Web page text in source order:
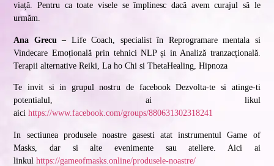
viață. Pentru ca toate visele se împlinesc dacă avem curajul să le
urmăm.
Ana Grecu – Life Coach, specialist în Reprogramare mentala si
Vindecare Emoțională prin tehnici NLP și in Analiză tranzacțională.
Terapii alternative Reiki, La ho Chi si ThetaHealing, Hipnoza
Te invit si in grupul nostru de facebook Dezvolta-te si atinge-ti
potentialul, ai likul
aicihttps://www.facebook.com/groups/880631302318241
In sectiunea produsele noastre gasesti atat instrumentul Game of
Masks, dar si alte evenimente sau ateliere. Aici ai
linkulhttps://gameofmasks.online/produsele-noastre/